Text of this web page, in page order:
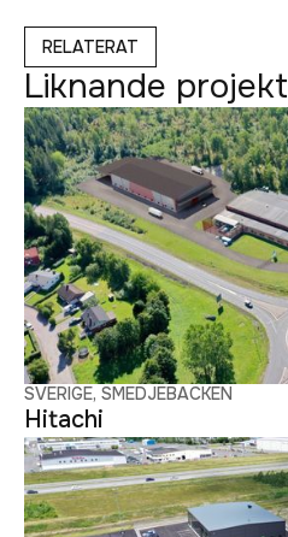
RELATERAT
Liknande projekt
SVERIGE, SMEDJEBACKEN
Hitachi